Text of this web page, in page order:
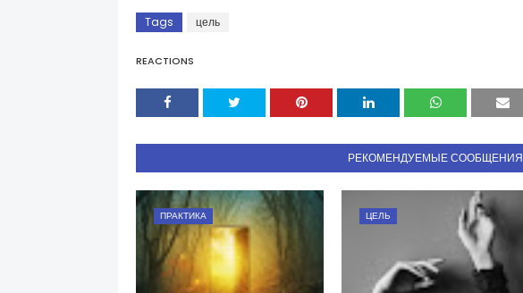
Tags цель
REACTIONS
РЕКОМЕНДУЕМЫЕ СООБЩЕНИЯ
ПРАКТИКА ЦЕЛЬ